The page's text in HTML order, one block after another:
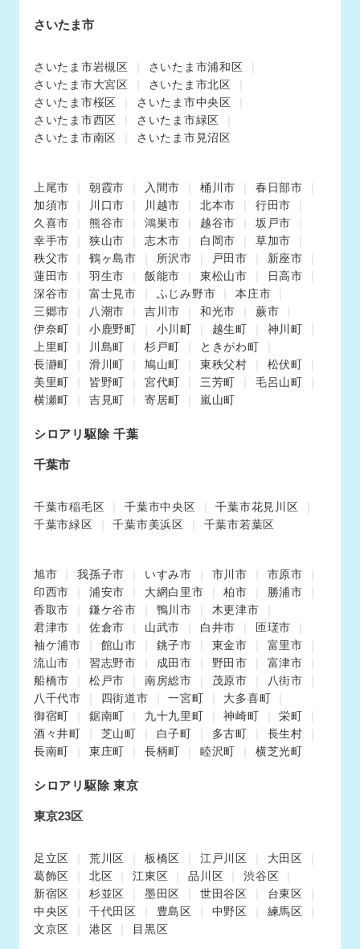
さいたま市
さいたま市岩槻区
さいたま市浦和区
さいたま市大宮区
さいたま市北区
さいたま市桜区
さいたま市中央区
さいたま市西区
さいたま市緑区
さいたま市南区
さいたま市見沼区
上尾市 朝霞市 入間市 桶川市
春日部市
加須市
川口市 川越市 北本市
行田市
久喜市
熊谷市 鴻巣市 越谷市
坂戸市
幸手市
狭山市 志木市 白岡市
草加市
秩父市
鶴ヶ島市 所沢市 戸田市
新座市
蓮田市
羽生市 飯能市 東松山市
日高市
深谷市
富士見市 ふじみ野市
本庄市
三郷市
八潮市 吉川市 和光市
蕨市
伊奈町
小鹿野町 小川町 越生町
神川町
上里町
川島町 杉戸町
ときがわ町
長瀞町
滑川町 鳩山町 東秩父村
松伏町
美里町
皆野町 宮代町 三芳町
毛呂山町
横瀬町
吉見町 寄居町 嵐山町
シロアリ駆除 千葉
千葉市
千葉市稲毛区 千葉市中央区
千葉市花見川区
千葉市緑区
千葉市美浜区 千葉市若葉区
旭市 我孫子市 いすみ市 市川市
市原市
印西市
浦安市 大網白里市 柏市
勝浦市
香取市
鎌ケ谷市 鴨川市
木更津市
君津市
佐倉市 山武市 白井市
匝瑳市
袖ケ浦市
館山市 銚子市 東金市
富里市
流山市
習志野市 成田市 野田市
富津市
船橋市
松戸市 南房総市 茂原市
八街市
八千代市
四街道市 一宮町
大多喜町
御宿町
鋸南町 九十九里町 神崎町
栄町
酒々井町
芝山町 白子町 多古町
長生村
長南町
東庄町 長柄町 睦沢町 横芝光町
シロアリ駆除 東京
東京23区
足立区 荒川区 板橋区 江戸川区
大田区
葛飾区
北区 江東区 品川区
渋谷区
新宿区
杉並区 墨田区 世田谷区
台東区
中央区
千代田区 豊島区 中野区
練馬区
文京区
港区 目黒区